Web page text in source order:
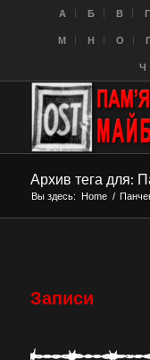
A Б В Г
M Н О
Ч
Архив тега для:
Вы здесь: Home /
Записи